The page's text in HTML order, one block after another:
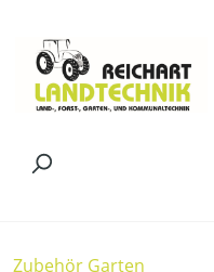
Zubehör Garten